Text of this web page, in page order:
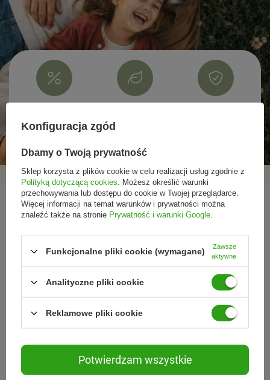
REGULAMINY
SPRAWDŹ NAS
MOJE ZAMÓWIENIE
Konfiguracja zgód
Dbamy o Twoją prywatność
Sklep korzysta z plików cookie w celu realizacji usług zgodnie z
Polityką dotyczącą cookies . Możesz określić warunki
przechowywania lub dostępu do cookie w Twojej przeglądarce.
Więcej informacji na temat warunków i prywatności można
znaleźć także na stronie Prywatność i warunki Google
Funkcjonalne pliki cookie (wymagane)
Zawsze
aktywne
Analityczne pliki cookie
Reklamowe pliki cookie
Potwierdzam wszystkie